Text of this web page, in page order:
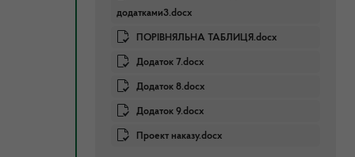
додатками3.docx
ПОРІВНЯЛЬНА ТАБЛИЦЯ.docx
Додаток 7.docx
Додаток 8.docx
Додаток 9.docx
Проект наказу.docx